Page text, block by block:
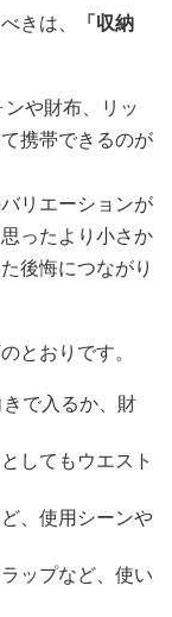
きは、
「収納
や財布、リッ
携帯できるのが
リエーションが
ったより小さか
後悔につながり
とおりです。
きで入るか、財
してもウエスト
、使用シーンや
ップなど、使い